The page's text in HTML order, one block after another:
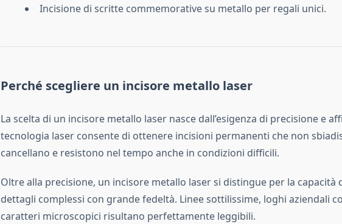
Incisione di scritte commemorative su metallo per regali unici.
Perché scegliere un incisore metallo laser
La scelta di un incisore metallo laser nasce dall’esigenza di precisione e
tecnologia laser consente di ottenere incisioni permanenti che non
cancellano e resistono nel tempo anche in condizioni difficili.
Oltre alla precisione, un incisore metallo laser si distingue per la
dettagli complessi con grande fedeltà. Linee sottilissime, loghi aziendali
caratteri microscopici risultano perfettamente leggibili.